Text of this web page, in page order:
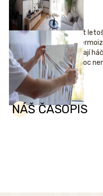
Hit
mají
moc
NÁŠ ČASOPIS